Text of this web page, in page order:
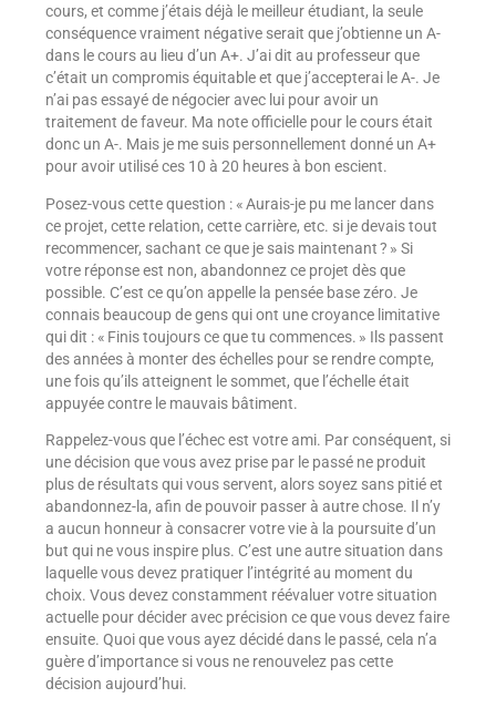
cours, et comme j’étais déjà le meilleur étudiant, la seule
conséquence vraiment négative serait que j’obtienne un A-
dans le cours au lieu d’un A+. J’ai dit au professeur que
c’était un compromis équitable et que j’accepterai le A-. Je
n’ai pas essayé de négocier avec lui pour avoir un
traitement de faveur. Ma note officielle pour le cours était
donc un A-. Mais je me suis personnellement donné un A+
pour avoir utilisé ces 10 à 20 heures à bon escient.
Posez-vous cette question : « Aurais-je pu me lancer dans
ce projet, cette relation, cette carrière, etc. si je devais tout
recommencer, sachant ce que je sais maintenant ? » Si
votre réponse est non, abandonnez ce projet dès que
possible. C’est ce qu’on appelle la pensée base zéro. Je
connais beaucoup de gens qui ont une croyance limitative
qui dit : « Finis toujours ce que tu commences. » Ils passent
des années à monter des échelles pour se rendre compte,
une fois qu’ils atteignent le sommet, que l’échelle était
appuyée contre le mauvais bâtiment.
Rappelez-vous que l’échec est votre ami. Par conséquent, si
une décision que vous avez prise par le passé ne produit
plus de résultats qui vous servent, alors soyez sans pitié et
abandonnez-la, afin de pouvoir passer à autre chose. Il n’y
a aucun honneur à consacrer votre vie à la poursuite d’un
but qui ne vous inspire plus. C’est une autre situation dans
laquelle vous devez pratiquer l’intégrité au moment du
choix. Vous devez constamment réévaluer votre situation
actuelle pour décider avec précision ce que vous devez faire
ensuite. Quoi que vous ayez décidé dans le passé, cela n’a
guère d’importance si vous ne renouvelez pas cette
décision aujourd’hui.